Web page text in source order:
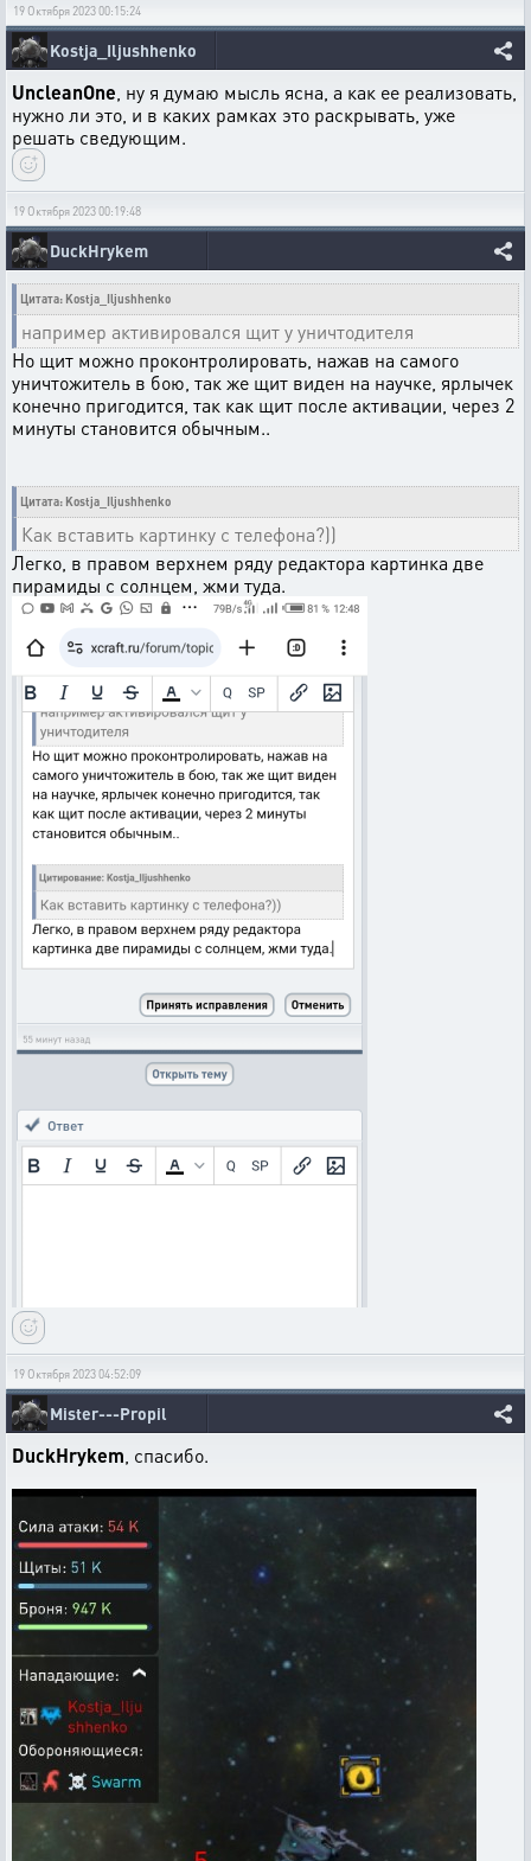
19 Октября 2023 00:15:24
Kostja_Iljushhenko
UncleanOne , ну я думаю мысль ясна, а как ее реализовать,
нужно ли это, и в каких рамках это раскрывать, уже
решать сведующим.
19 Октября 2023 00:19:48
DuckHrykem
Цитата: Kostja_Iljushhenko
например активировался щит у уничтодителя
Но щит можно проконтролировать, нажав на самого
уничтожитель в бою, так же щит виден на научке, ярлычек
конечно пригодится, так как щит после активации, через 2
минуты становится обычным..
Цитата: Kostja_Iljushhenko
Как вставить картинку с телефона?))
Легко, в правом верхнем ряду редактора картинка две
пирамиды с солнцем, жми туда.
19 Октября 2023 04:52:09
Mister---Propil
DuckHrykem , спасибо.